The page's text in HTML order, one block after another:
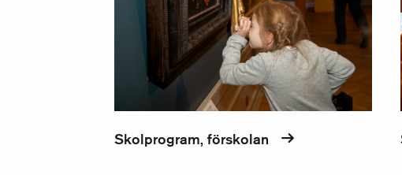
Skolprogram, förskolan